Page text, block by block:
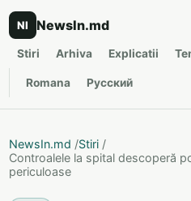
NI NewsIn.md
Stiri Arhiva Explicatii
Romana Русский
NewsIn.md /Stiri /
Controalele la spital descoperă
periculoase